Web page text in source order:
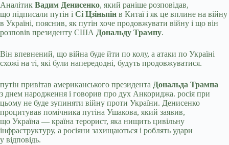
Аналітик Вадим Денисенко, який раніше розповідав,
що підписали путін і Сі Цзіньпін в Китаї і як це вплине на війну
в Україні, пояснив, як путін хоче продовжувати війну і що він
розповів президенту США Дональду Трампу.
Він впевнений, що війна буде йти по колу, а атаки по Україні
схожі на ті, які були напередодні, будуть продовжуватися.
путін привітав американського президента Дональда Трампа
з днем народження і говорив про дух Анкориджа. росія при
цьому не буде зупиняти війну проти України. Денисенко
процитував помічника путіна Ушакова, який заявив,
що Україна — країна терорист, яка нищить цивільну
інфраструктуру, а росіяни захищаються і роблять удари
у відповідь.